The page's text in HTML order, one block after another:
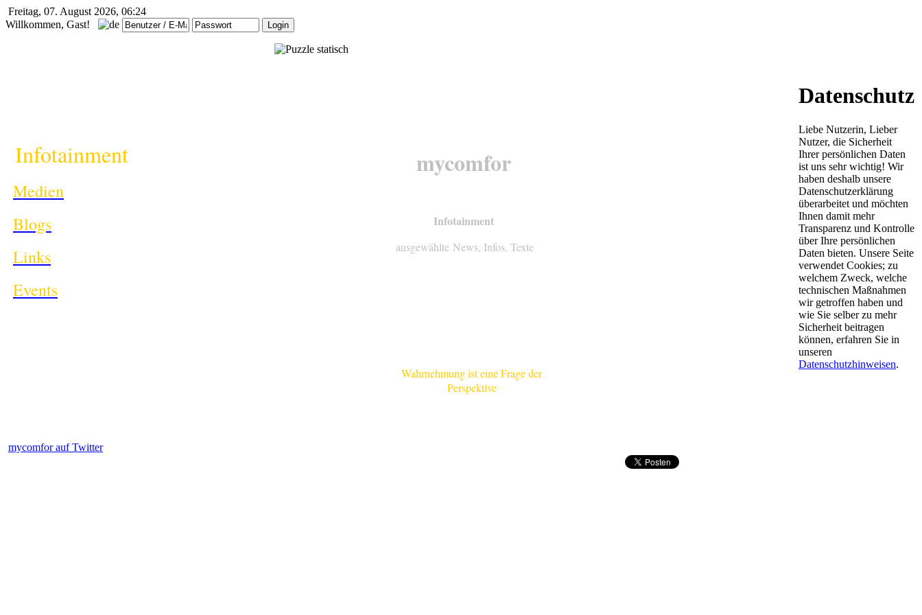
Freitag, 07. August 2026, 06:24
Willkommen, Gast!
Infotainment
Medien
Blogs
Links
Events
mycomfor
Infotainment
ausgewählte News, Infos, Texte
Wahrnehmung ist eine Frageder
Perspektive
Datenschutz
Liebe Nutzerin, Lieber
Nutzer, die Sicherheit
Ihrer persönlichen Daten
ist uns sehr wichtig! Wir
haben deshalb unsere
Datenschutzerklärung
überarbeitet und möchten
Ihnen damit mehr
Transparenz und Kontrolle
über Ihre persönlichen
Daten bieten. Unsere Seite
verwendet Cookies; zu
welchem Zweck, welche
technischen Maßnahmen
wir getroffen haben und
wie Sie selber zu mehr
Sicherheit beitragen
können, erfahren Sie in
unseren
Datenschutzhinweisen.
mycomfor auf Twitter